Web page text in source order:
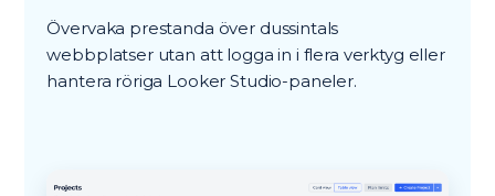
Övervaka prestanda över dussintals
webbplatser utan att logga in i flera verktyg eller
hantera röriga Looker Studio-paneler.